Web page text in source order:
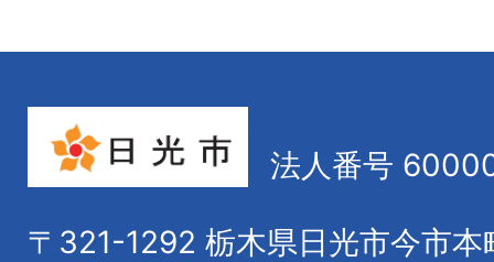
法人番号
〒321-1292 栃木県日光市今市本